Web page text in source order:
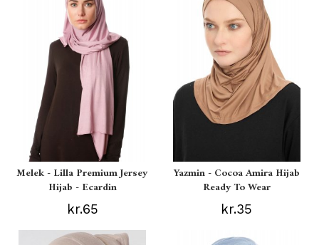
Melek - Lilla Premium Jersey
Hijab - Ecardin
kr.65
Yazmin - Cocoa Amira Hijab
Ready To Wear
kr.35